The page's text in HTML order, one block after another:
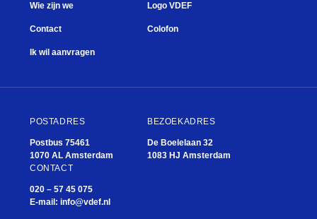
Wie zijn we
Contact
Ik wil aanvragen
Logo VDEF
Colofon
POSTADRES
Postbus 75461
1070 AL Amsterdam
BEZOEKADRES
De Boelelaan 32
1083 HJ Amsterdam
CONTACT
020 – 57 45 075
E-mail: info@vdef.nl